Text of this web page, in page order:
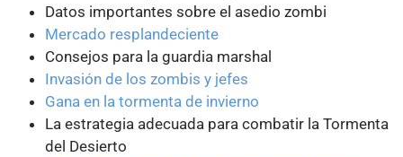
Datos importantes sobre el asedio zombi
Mercado resplandeciente
Consejos para la guardia marshal
Invasión de los zombis y jefes
Gana en la tormenta de invierno
La estrategia adecuada para combatir la Tormenta
del Desierto